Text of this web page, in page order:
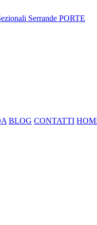
Serrande PORTE
BLOG CONTATTI